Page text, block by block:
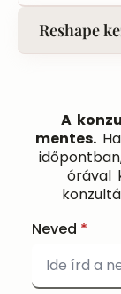
Reshape
A
mentes.
órával
Neved *